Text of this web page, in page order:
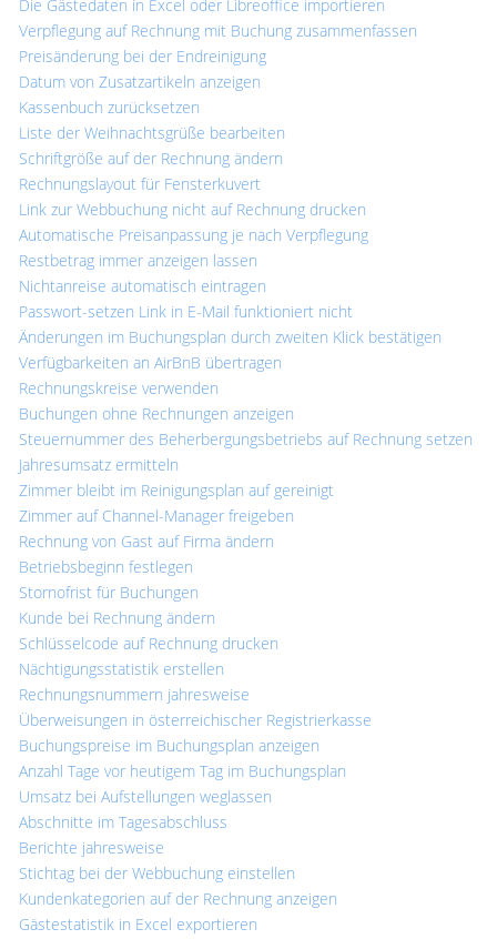
Die Gästedaten in Excel oder Libreoffice importieren
Verpflegung auf Rechnung mit Buchung zusammenfassen
Preisänderung bei der Endreinigung
Datum von Zusatzartikeln anzeigen
Kassenbuch zurücksetzen
Liste der Weihnachtsgrüße bearbeiten
Schriftgröße auf der Rechnung ändern
Rechnungslayout für Fensterkuvert
Link zur Webbuchung nicht auf Rechnung drucken
Automatische Preisanpassung je nach Verpflegung
Restbetrag immer anzeigen lassen
Nichtanreise automatisch eintragen
Passwort-setzen Link in E-Mail funktioniert nicht
Änderungen im Buchungsplan durch zweiten Klick bestätigen
Verfügbarkeiten an AirBnB übertragen
Rechnungskreise verwenden
Buchungen ohne Rechnungen anzeigen
Steuernummer des Beherbergungsbetriebs auf Rechnung setzen
Jahresumsatz ermitteln
Zimmer bleibt im Reinigungsplan auf gereinigt
Zimmer auf Channel-Manager freigeben
Rechnung von Gast auf Firma ändern
Betriebsbeginn festlegen
Stornofrist für Buchungen
Kunde bei Rechnung ändern
Schlüsselcode auf Rechnung drucken
Nächtigungsstatistik erstellen
Rechnungsnummern jahresweise
Überweisungen in österreichischer Registrierkasse
Buchungspreise im Buchungsplan anzeigen
Anzahl Tage vor heutigem Tag im Buchungsplan
Umsatz bei Aufstellungen weglassen
Abschnitte im Tagesabschluss
Berichte jahresweise
Stichtag bei der Webbuchung einstellen
Kundenkategorien auf der Rechnung anzeigen
Gästestatistik in Excel exportieren